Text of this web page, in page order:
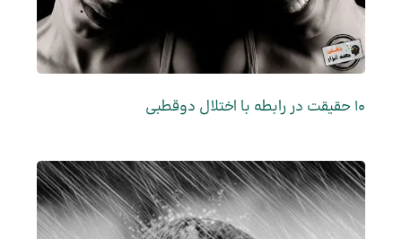
10 حقیقت در رابطه با اختلال دوقطبی